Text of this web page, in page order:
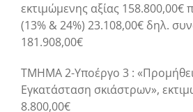
εκτιμώμενης αξίας
(13% & 24%) 23.108,00€ δηλ.
181.908,00€
ΤΜΗΜΑ 2-Υποέργο 3 :
Εγκατάσταση σκιάστρων»,
8.800,00€